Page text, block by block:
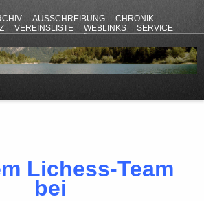
AUSSCHREIBUNG
CHRONIK
VEREINSLISTE WEBLINKS
SERVICE
Lichess-Team
bei